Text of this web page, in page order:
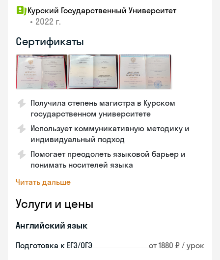
Курский Государственный Университет
• 2022 г.
Сертификаты
Получила степень магистра в Курском
государственном университете
Использует коммуникативную методику и
индивидуальный подход
Помогает преодолеть языковой барьер и
понимать носителей языка
Читать дальше
Услуги и цены
Английский язык
Подготовка к ЕГЭ/ОГЭ от 1880 ₽ / урок